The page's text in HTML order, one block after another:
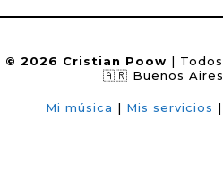
© 2026 Cristian Poow |
🇦🇷 Buenos
Mi música | Mis servicios |